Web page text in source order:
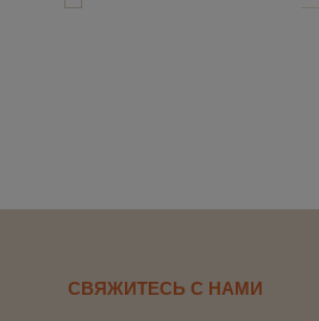
СВЯЖИТЕСЬ С НАМИ